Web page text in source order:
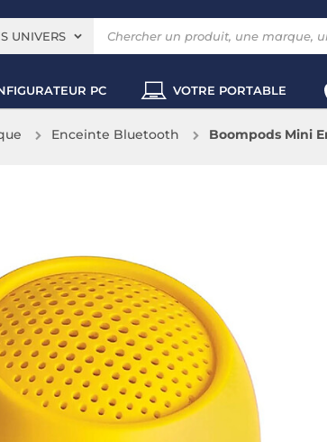
UNIVERS
PC VOTRE PORTABLE
Enceinte Bluetooth Boompods Mini